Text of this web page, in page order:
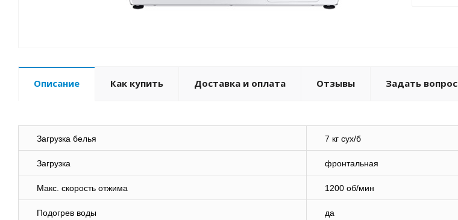
Описание Как купить Доставка и оплата Отзывы Задать вопрос
Загрузка белья 7 кг сух/б
Загрузка фронтальная
Макс. скорость отжима 1200 об/мин
Подогрев воды да